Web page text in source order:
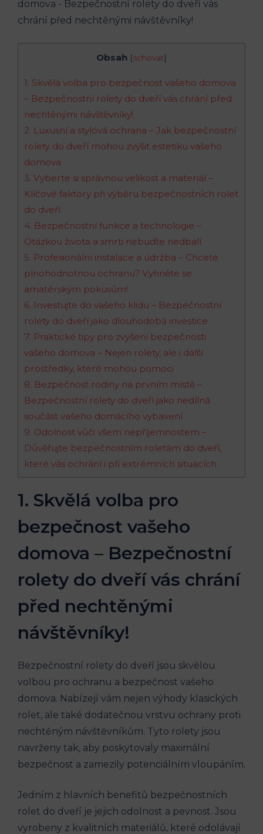
Obsah [schovat]
1. Skvělá volba pro bezpečnost vašeho domova
– Bezpečnostní rolety do dveří vás chrání před
nechtěnými návštěvníky!
2. Luxusní a stylová ochrana – Jak bezpečnostní
rolety do dveří mohou zvýšit estetiku vašeho
domova
3. Vyberte si správnou velikost a materiál –
Klíčové faktory při výběru bezpečnostních rolet
do dveří
4. Bezpečnostní funkce a technologie –
Otázkou života a smrti nebuďte nedbalí
5. Profesionální instalace a údržba – Chcete
plnohodnotnou ochranu? Vyhněte se
amatérským pokusům!
6. Investujte do vašeho klidu – Bezpečnostní
rolety do dveří jako dlouhodobá investice
7. Praktické tipy pro zvýšení bezpečnosti
vašeho domova – Nejen rolety, ale i další
prostředky, které mohou pomoci
8. Bezpečnost rodiny na prvním místě –
Bezpečnostní rolety do dveří jako nedílná
součást vašeho domácího vybavení
9. Odolnost vůči všem nepříjemnostem –
Důvěřujte bezpečnostním roletám do dveří,
které vás ochrání i při extrémních situacích
1. Skvělá volba pro
bezpečnost vašeho
domova – Bezpečnostní
rolety do dveří vás chrání
před nechtěnými
návštěvníky!
Bezpečnostní rolety do dveří jsou skvělou
volbou pro ochranu a bezpečnost vašeho
domova. Nabízejí vám nejen výhody klasických
rolet, ale také dodatečnou vrstvu ochrany proti
nechtěným návštěvníkům. Tyto rolety jsou
navrženy tak, aby poskytovaly maximální
bezpečnost a zamezily potenciálním vloupáním.
Jedním z hlavních benefitů bezpečnostních
rolet do dveří je jejich odolnost a pevnost. Jsou
vyrobeny z kvalitních materiálů, které odolávají